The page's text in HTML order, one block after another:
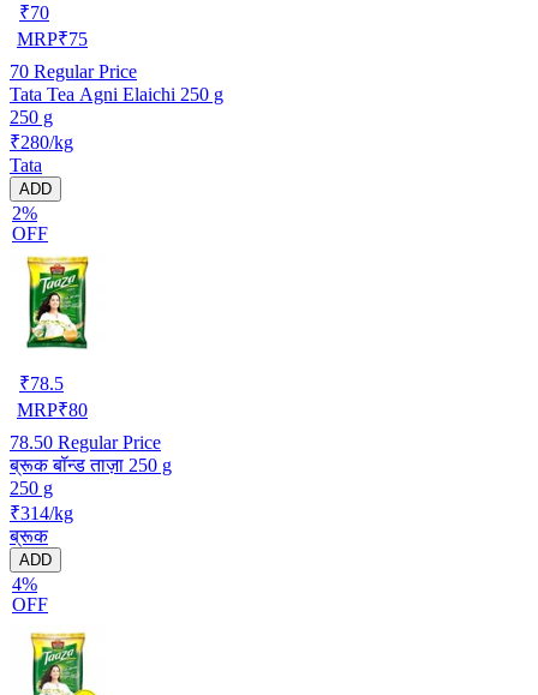
₹70
MRP₹75
70 Regular Price
Tata Tea Agni Elaichi 250 g
250 g
₹280/kg
Tata
ADD
2%
OFF
₹78.5
MRP₹80
78.50 Regular Price
ब्रूक बॉन्ड ताज़ा 250 g
250 g
₹314/kg
ब्रूक
ADD
4%
OFF